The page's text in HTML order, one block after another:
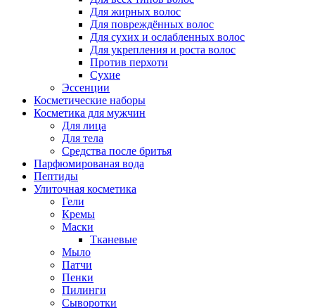
Для жирных волос
Для повреждённых волос
Для сухих и ослабленных волос
Для укрепления и роста волос
Против перхоти
Сухие
Эссенции
Косметические наборы
Косметика для мужчин
Для лица
Для тела
Средства после бритья
Парфюмированая вода
Пептиды
Улиточная косметика
Гели
Кремы
Маски
Тканевые
Мыло
Патчи
Пенки
Пилинги
Сыворотки